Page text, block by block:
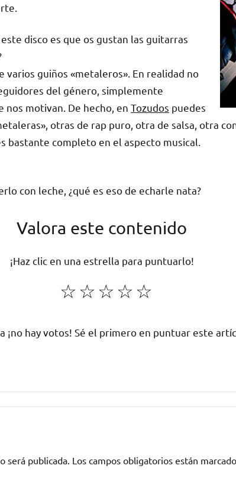
disco es que os gustan las guitarras
varios guiños «metaleros». En realidad no
del género, simplemente
motivan. De hecho, en Tozudos puedes
otras de rap puro, otra de salsa, otra
bastante completo en el aspecto musical.
con leche, ¿qué es eso de echarle nata?
Valora este contenido
¡Haz clic en una estrella para puntuarlo!
☆
☆
☆
☆
☆
¡no hay votos! Sé el primero en puntuar este
será publicada. Los campos obligatorios están